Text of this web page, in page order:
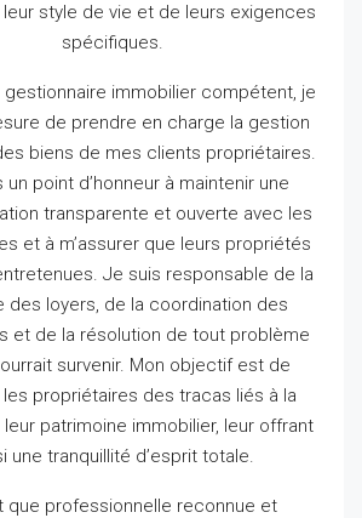
style de vie et de leurs exigences
spécifiques.
gestionnaire immobilier compétent, je
de prendre en charge la gestion
biens de mes clients propriétaires.
point d’honneur à maintenir une
transparente et ouverte avec les
et à m’assurer que leurs propriétés
Je suis responsable de la
des loyers, de la coordination des
et de la résolution de tout problème
survenir. Mon objectif est de
propriétaires des tracas liés à la
patrimoine immobilier, leur offrant
une tranquillité d’esprit totale.
que professionnelle reconnue et